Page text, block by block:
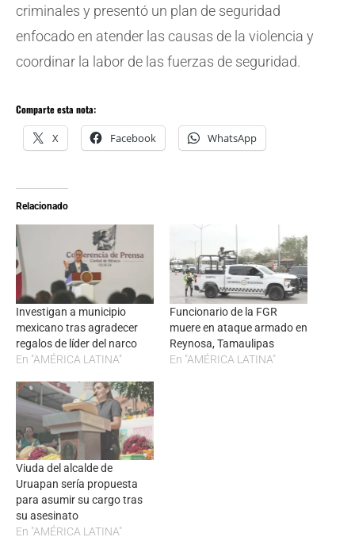
criminales y presentó un plan de seguridad
enfocado en atender las causas de la violencia y
coordinar la labor de las fuerzas de seguridad.
Comparte esta nota:
X Facebook WhatsApp
Relacionado
Investigan a municipio
mexicano tras agradecer
regalos de líder del narco
En "AMÉRICA LATINA"
Funcionario de la FGR
muere en ataque armado en
Reynosa, Tamaulipas
En "AMÉRICA LATINA"
Viuda del alcalde de
Uruapan sería propuesta
para asumir su cargo tras
su asesinato
En "AMÉRICA LATINA"